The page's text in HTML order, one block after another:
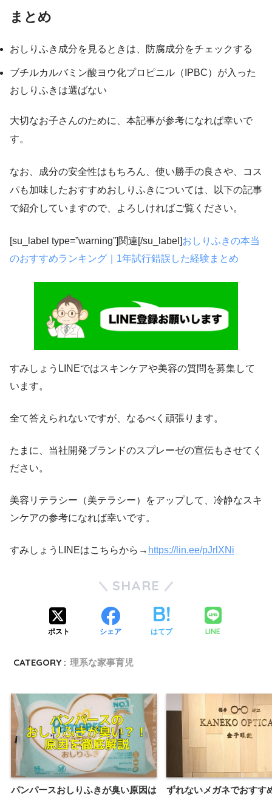
まとめ
おしりふき成分を見るときは、防腐成分をチェックする
ブチルカルバミン酸ヨウ化プロピニル（IPBC）が入った
おしりふきは選ばない
大切なお子さんのために、本記事が参考になれば幸いで
す。
なお、成分の安全性はもちろん、使い勝手の良さや、コス
パも加味したおすすめおしりふきについては、以下の記事
で紹介していますので、よろしければご覧ください。
[su_label type=”warning”]関連[/su_label]おしりふきの本当
のおすすめランキング｜1年試行錯誤した経験まとめ
すみしょうLINEではスキンケアや美容の質問を募集して
います。
全て答えられないですが、なるべく頑張ります。
たまに、当社開発ブランドのスプレーゼの宣伝もさせてく
ださい。
美容リテラシー（美テラシー）をアップして、冷静なスキ
ンケアの参考になれば幸いです。
すみしょうLINEはこちらから→ https://lin.ee/pJrlXNi
SHARE
ポスト シェア はてブ LINE
CATEGORY : 理系な家事育児
パンパースおしりふきが臭い原因は ずれないメガネでおすす